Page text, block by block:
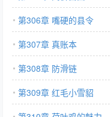
第306章 嘴硬的县令
第307章 真账本
第308章 防滑链
第309章 红毛小雪貂